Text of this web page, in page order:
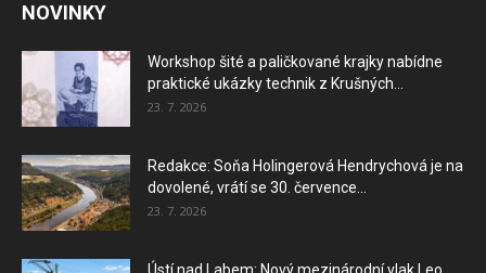
NOVINKY
Workshop šité a paličkované krajky nabídne
praktické ukázky technik z Krušných...
23. 7. 2026
Redakce: Soňa Holingerová Hendrychová je na
dovolené, vrátí se 30. července...
23. 7. 2026